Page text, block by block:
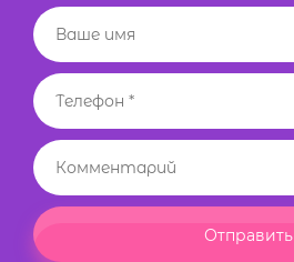
Отправить